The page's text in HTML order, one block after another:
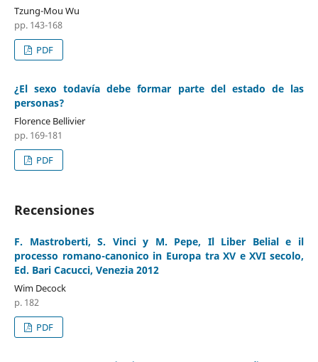
Tzung-Mou Wu
pp. 143-168
PDF
¿El sexo todavía debe formar parte del estado de las
personas?
Florence Bellivier
pp. 169-181
PDF
Recensiones
F. Mastroberti, S. Vinci y M. Pepe, Il Liber Belial e il
processo romano-canonico in Europa tra XV e XVI secolo,
Ed. Bari Cacucci, Venezia 2012
Wim Decock
p. 182
PDF